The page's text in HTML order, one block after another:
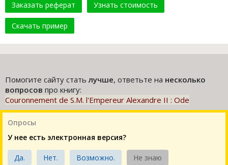
Заказать реферат Узнать стоимость
Скачать пример
Помогите сайту статьлучше, ответьте на несколько
вопросов про книгу:
Couronnement de S.M. l'Empereur Alexandre II : Ode
Опросы
У нее есть электронная версия?
Да. Нет. Возможно. Не знаю